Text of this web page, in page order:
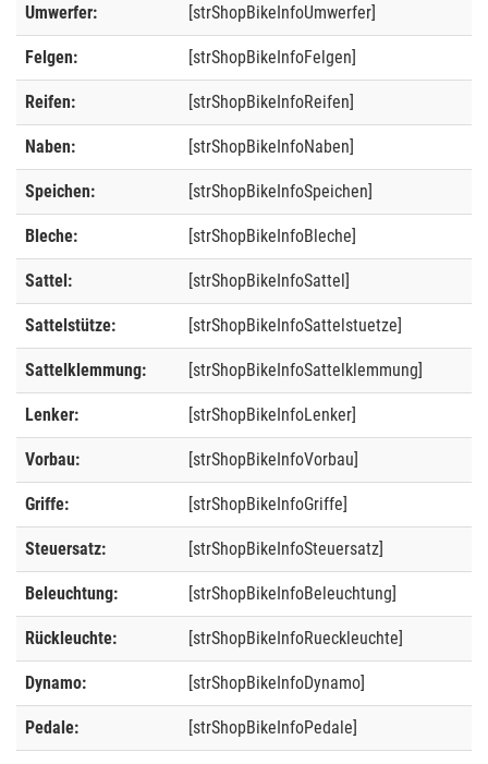
Umwerfer: [strShopBikeInfoUmwerfer]
Felgen: [strShopBikeInfoFelgen]
Reifen: [strShopBikeInfoReifen]
Naben: [strShopBikeInfoNaben]
Speichen: [strShopBikeInfoSpeichen]
Bleche: [strShopBikeInfoBleche]
Sattel: [strShopBikeInfoSattel]
Sattelstütze: [strShopBikeInfoSattelstuetze]
Sattelklemmung: [strShopBikeInfoSattelklemmung]
Lenker: [strShopBikeInfoLenker]
Vorbau: [strShopBikeInfoVorbau]
Griffe: [strShopBikeInfoGriffe]
Steuersatz: [strShopBikeInfoSteuersatz]
Beleuchtung: [strShopBikeInfoBeleuchtung]
Rückleuchte: [strShopBikeInfoRueckleuchte]
Dynamo: [strShopBikeInfoDynamo]
Pedale: [strShopBikeInfoPedale]